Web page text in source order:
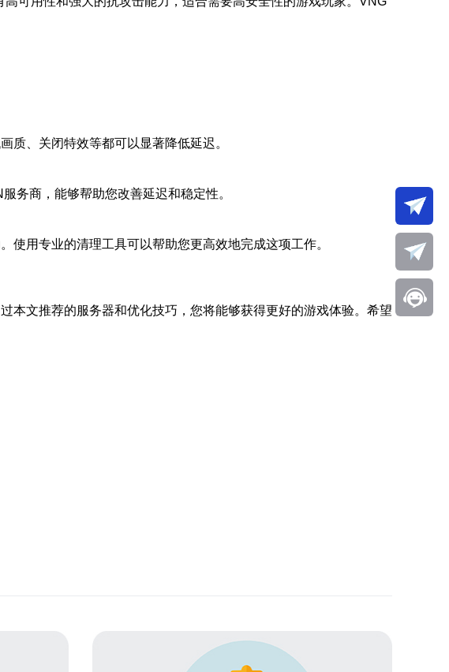
质、关闭特效等都可以显著降低延迟。
务商，能够帮助您改善延迟和稳定性。
用专业的清理工具可以帮助您更高效地完成这项工作。
本文推荐的服务器和优化技巧，您将能够获得更好的游戏体验。希望